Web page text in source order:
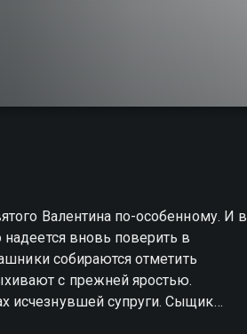
Валентина по-особенному. И в
вновь поверить в
собираются отметить
с прежней яростью.
исчезнувшей супруги. Сыщик
неверного благоверного.